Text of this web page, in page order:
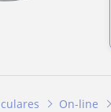
On-line